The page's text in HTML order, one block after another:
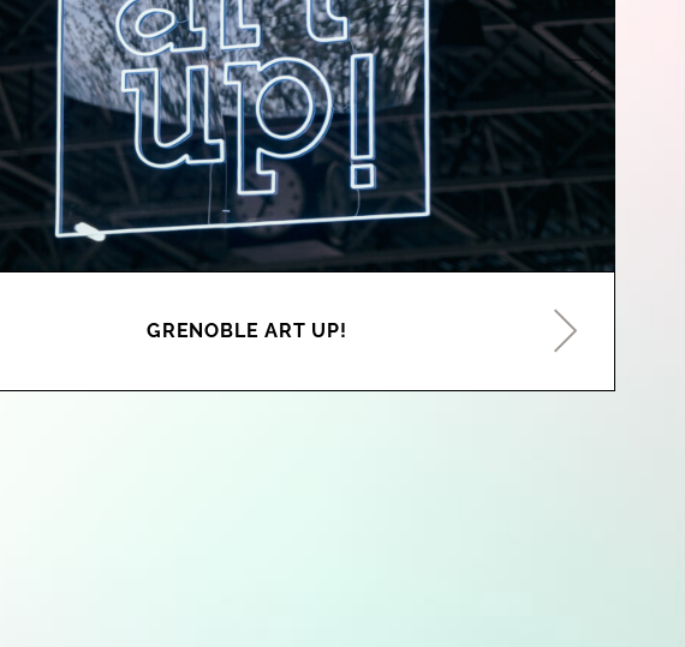
GRENOBLE ART UP!